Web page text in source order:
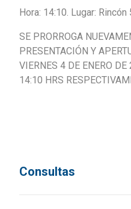
Hora: 14:10. Lugar:
SE PRORROGA
PRESENTACIÓN Y
VIERNES 4 DE ENERO
14:10 HRS
Consultas